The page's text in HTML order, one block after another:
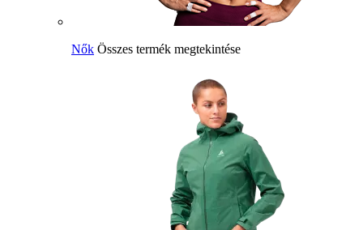
Nők Összes termék megtekintése